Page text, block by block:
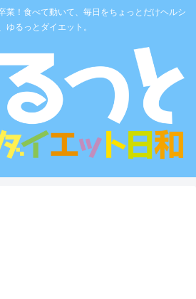
業！食べて動いて、毎日をちょっとだけヘルシ
ゆるっとダイエット。